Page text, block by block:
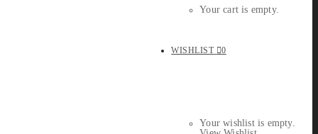
Your cart is empty.
WISHLIST 0
Your wishlist is empty.